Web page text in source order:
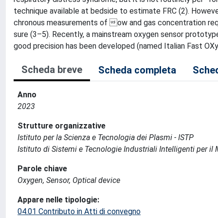
technique available at bedside to estimate FRC (2).
chronous measurements of ow and gas concentration
sure (3–5). Recently, a mainstream oxygen sensor
good precision has been developed (named Italian Fast
Scheda breve Scheda completa
Anno
2023
Strutture organizzative
Istituto per la Scienza e Tecnologia dei Plasmi - ISTP
Istituto di Sistemi e Tecnologie Industriali Intelligenti per il
Parole chiave
Oxygen, Sensor, Optical device
Appare nelle tipologie:
04.01 Contributo in Atti di convegno